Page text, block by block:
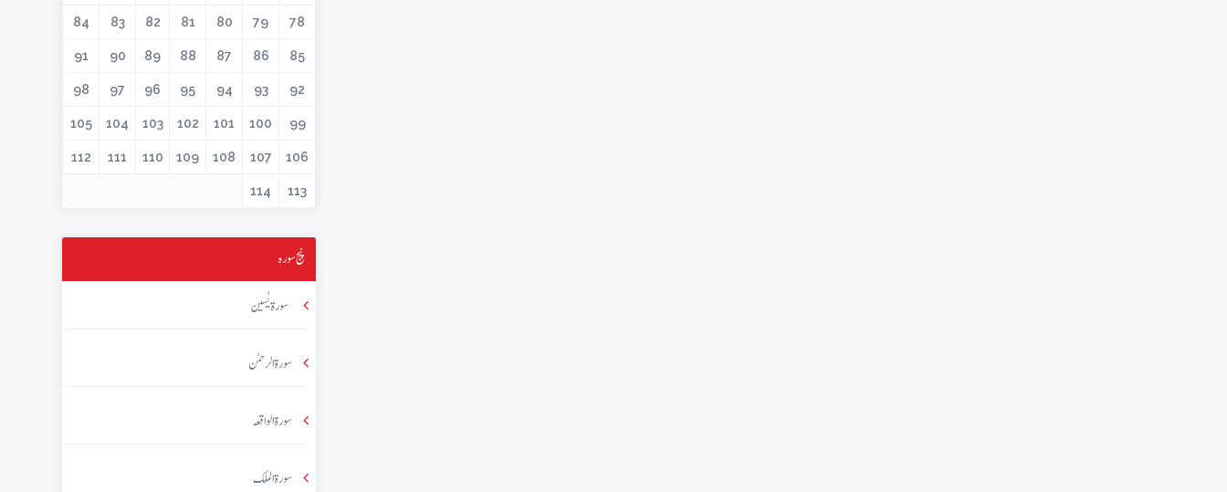
78
79
80
81
82
83
84
85
86
87
88
89
90
91
92
93
94
95
96
97
98
99
100
101
102
103
104
105
106
107
108
109
110
111
112
113
114
پنج سورہ
سورۃ یٰسین
سورۃ الرحمٰن
سورۃ الواقعہ
سورۃ الملک